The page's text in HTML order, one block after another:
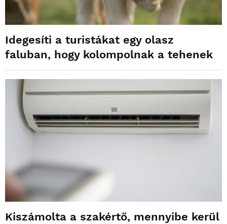
Idegesíti a turistákat egy olasz
faluban, hogy kolompolnak a tehenek
Kiszámolta a szakértő, mennyibe kerül